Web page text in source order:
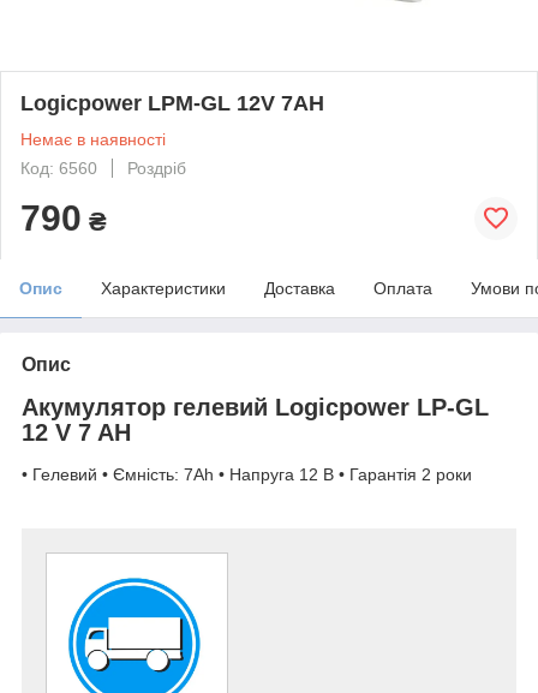
Logicpower LPM-GL 12V 7AH
Немає в наявності
Код: 6560
Роздріб
790 ₴
Опис Характеристики Доставка Оплата Умови
Опис
Акумулятор гелевий Logicpower LP-GL
12 V 7 AH
• Гелевий • Ємність: 7Ah • Напруга 12 В • Гарантія 2 роки